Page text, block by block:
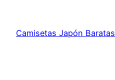
contenido
Camisetas Japón Baratas